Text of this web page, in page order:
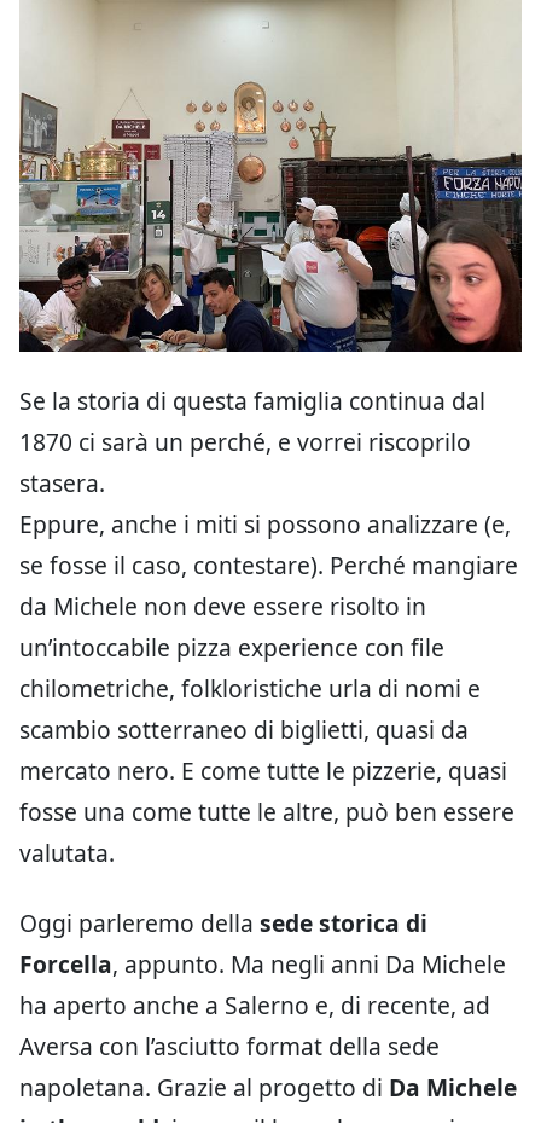
Se la storia di questa famiglia continua dal
1870 ci sarà un perché, e vorrei riscoprilo
stasera.
Eppure, anche i miti si possono analizzare (e,
se fosse il caso, contestare). Perché mangiare
da Michele non deve essere risolto in
un’intoccabile pizza experience con file
chilometriche, folkloristiche urla di nomi e
scambio sotterraneo di biglietti, quasi da
mercato nero. E come tutte le pizzerie, quasi
fosse una come tutte le altre, può ben essere
valutata.
Oggi parleremo della sede storica di
Forcella, appunto. Ma negli anni Da Michele
ha aperto anche a Salerno e, di recente, ad
Aversa con l’asciutto format della sede
napoletana. Grazie al progetto di Da Michele